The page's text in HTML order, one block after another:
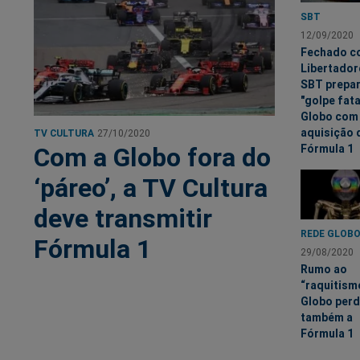
TV CULTURA 27/10/2020
Com a Globo fora do
‘páreo’, a TV Cultura
deve transmitir
Fórmula 1
SBT
12/09/2020
Fechado
SBT
"golpe
Globo com
aquisição
Fórmula 1
REDE GLOBO
29/08/2020
Rumo ao
Globo
também a
Fórmula 1